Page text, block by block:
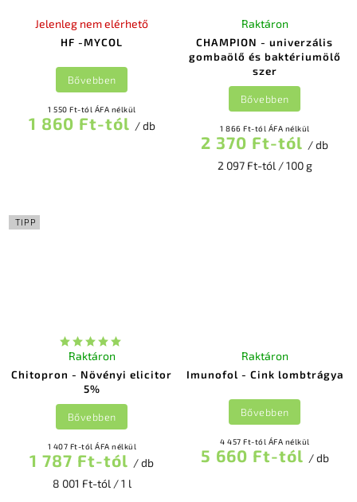
HF -MYCOL
Jelenleg nem elérhető
1 550 Ft-tól ÁFA nélkül
1 860 Ft-tól / db
Bővebben
CHAMPION - univerzális
gombaölő és baktériumölő
szer
Raktáron
1 866 Ft-tól ÁFA nélkül
2 370 Ft-tól / db
2 097 Ft-tól / 100 g
Bővebben
TIPP
Chitopron - Növényi elicitor
5%
Raktáron
1 407 Ft-tól ÁFA nélkül
1 787 Ft-tól / db
8 001 Ft-tól / 1 l
Bővebben
Imunofol - Cink lombtrágya
Raktáron
4 457 Ft-tól ÁFA nélkül
5 660 Ft-tól / db
Bővebben